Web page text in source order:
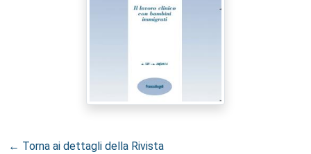
← Torna ai dettagli della Rivista